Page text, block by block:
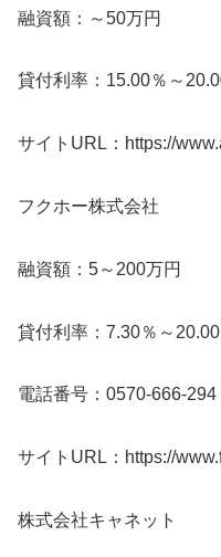
融資額：～50万円
貸付利率：15.00％～
サイトURL：https://
フクホー株式会社
融資額：5～200万円
貸付利率：7.30％～20.00
電話番号：0570-666-294
サイトURL：https://
株式会社キャネット